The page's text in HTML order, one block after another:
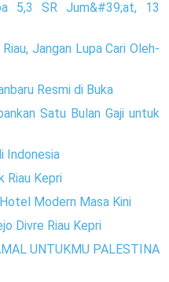
5,3 SR Jum&#39;at, 13
Jangan Lupa Cari Oleh-
Resmi di Buka
Satu Bulan Gaji untuk
Indonesia
Riau Kepri
Modern Masa Kini
Divre Riau Kepri
UNTUKMU PALESTINA